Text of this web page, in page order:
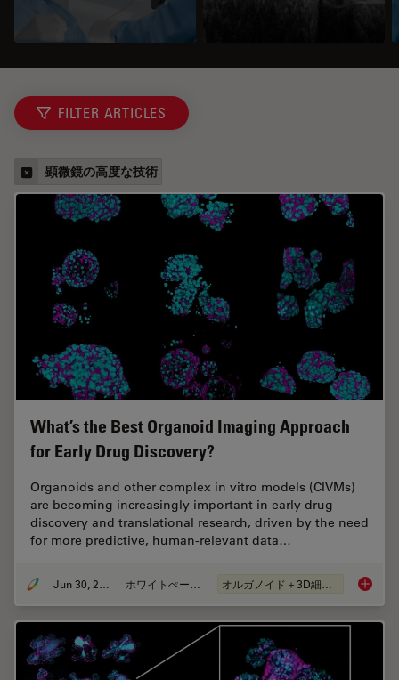
FILTER ARTICLES
顕微鏡の高度な技術
What’s the Best Organoid Imaging Approach
for Early Drug Discovery?
Organoids and other complex in vitro models (CIVMs)
are becoming increasingly important in early drug
discovery and translational research, driven by the need
for more predictive, human-relevant data…
Jun 30, 2026 ホワイトぺーパー オルガノイド＋3D細胞培養